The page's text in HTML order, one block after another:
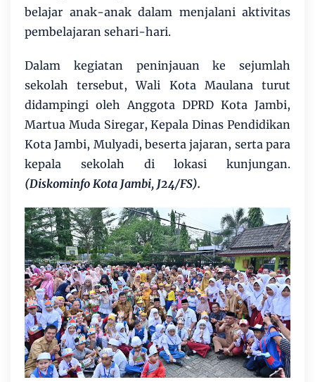
belajar anak-anak dalam menjalani aktivitas
pembelajaran sehari-hari.
Dalam kegiatan peninjauan ke sejumlah
sekolah tersebut, Wali Kota Maulana turut
didampingi oleh Anggota DPRD Kota Jambi,
Martua Muda Siregar, Kepala Dinas Pendidikan
Kota Jambi, Mulyadi, beserta jajaran, serta para
kepala sekolah di lokasi kunjungan.
(Diskominfo Kota Jambi, J24/FS).